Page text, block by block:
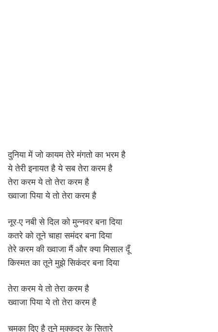
दुनिया में जो कायम तेरे मंगतो का भरम है
ये तेरी इनायत है ये सब तेरा करम है
तेरा करम ये तो तेरा करम है
ख्वाजा पिया ये तो तेरा करम है
नूर-ए नबी से दिल को मुन्नवर बना दिया
कतरे को तूने चाहा समंदर बना दिया
तेरे करम की ख्वाजा मैं और क्या मिसाल दूँ
किस्मत का तूने मुझे सिकंदर बना दिया
तेरा करम ये तो तेरा करम है
ख्वाजा पिया ये तो तेरा करम है
चमका दिए है तूने मुक्कदर के सितारे